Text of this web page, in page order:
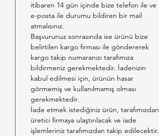
itibaren 14 gün içinde bize telefon ile ve
e-posta ile durumu bildiren bir mail
atmalısınız.
Başvurunuz sonrasında ise ürünü bize
belirtilen kargo firması ile göndererek
kargo takip numaranızı tarafımıza
bildirmeniz gerekmektedir. İadenizin
kabul edilmesi için, ürünün hasar
görmemiş ve kullanılmamış olması
gerekmektedir.
İade etmek istediğiniz ürün, tarafımızdan
üretici firmaya ulaştırılacak ve iade
işlemleriniz tarafımızdan takip edilecektir.